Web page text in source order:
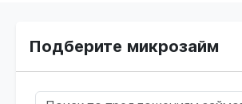
Подберите микрозайм